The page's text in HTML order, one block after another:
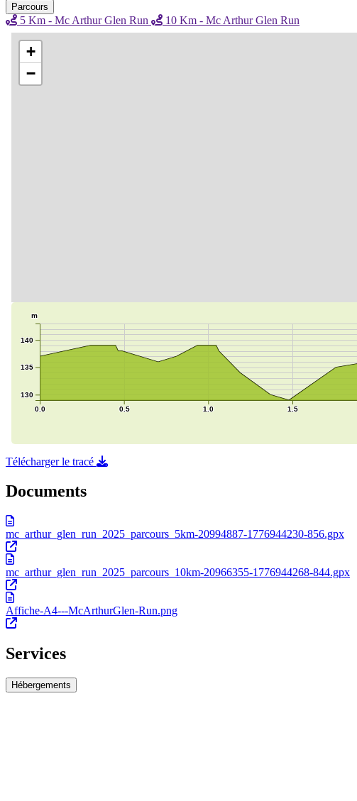
Parcours
5 Km - Mc Arthur Glen Run 10 Km - Mc Arthur Glen Run
Télécharger le tracé
Documents
mc_arthur_glen_run_2025_parcours_5km-20994887-1776944230-856.gpx
mc_arthur_glen_run_2025_parcours_10km-20966355-1776944268-844.gpx
Affiche-A4---McArthurGlen-Run.png
Services
Hébergements